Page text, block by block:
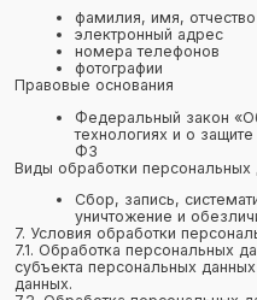
8.2. Персональные данные
условиях не будут переданы третьим
случаев, связанных с исполнением
законодательства либо в случае, если
данных дано согласие Оператору на
лицу для исполнения обязательств по
договору.
8.3. В случае выявления неточностей
Пользователь может актуализировать
направления Оператору уведомление
почты Оператора info@moymyach.ru с
персональных данных».
8.4. Срок обработки персональных
достижением целей, для которых
данные, если иной срок не
действующим законодательством.
Пользователь может в любой момент
на обработку персональных данных,
уведомление посредством
адрес Оператора info@moymyach.ru с
на обработку персональных данных».